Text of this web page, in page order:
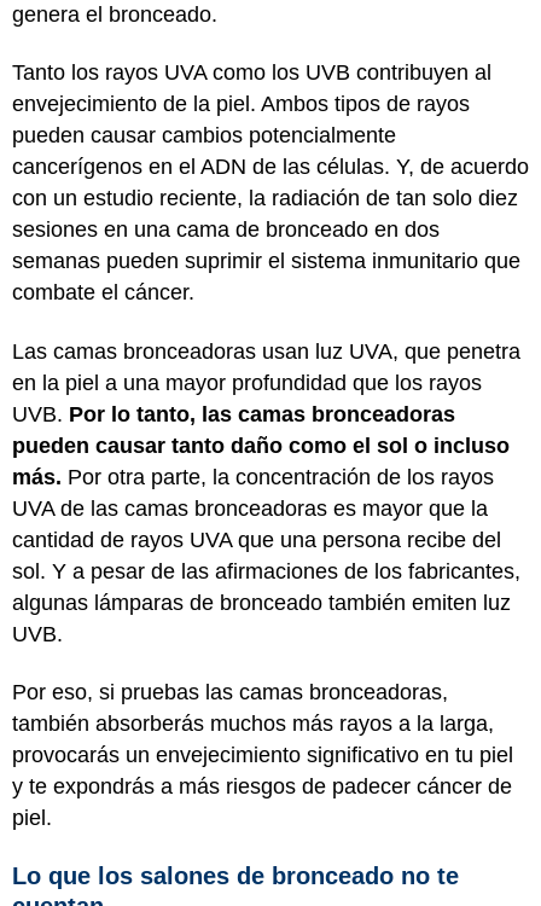
genera el bronceado.
Tanto los rayos UVA como los UVB contribuyen al
envejecimiento de la piel. Ambos tipos de rayos
pueden causar cambios potencialmente
cancerígenos en el ADN de las células. Y, de acuerdo
con un estudio reciente, la radiación de tan solo diez
sesiones en una cama de bronceado en dos
semanas pueden suprimir el sistema inmunitario que
combate el cáncer.
Las camas bronceadoras usan luz UVA, que penetra
en la piel a una mayor profundidad que los rayos
UVB. Por lo tanto, las camas bronceadoras
pueden causar tanto daño como el sol o incluso
más. Por otra parte, la concentración de los rayos
UVA de las camas bronceadoras es mayor que la
cantidad de rayos UVA que una persona recibe del
sol. Y a pesar de las afirmaciones de los fabricantes,
algunas lámparas de bronceado también emiten luz
UVB.
Por eso, si pruebas las camas bronceadoras,
también absorberás muchos más rayos a la larga,
provocarás un envejecimiento significativo en tu piel
y te expondrás a más riesgos de padecer cáncer de
piel.
Lo que los salones de bronceado no te